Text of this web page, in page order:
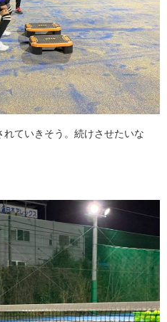
ていきそう。続けさせたいな